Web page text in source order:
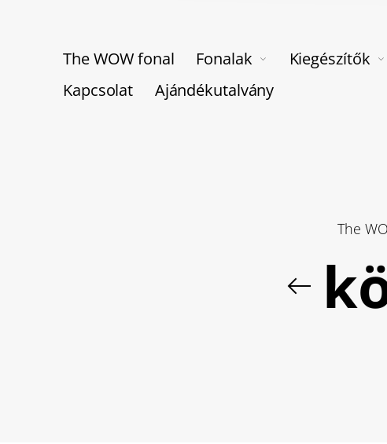
The WOW fonal Fonalak
Kiegészítők
Kapcsolat
Ajándékutalvány
The